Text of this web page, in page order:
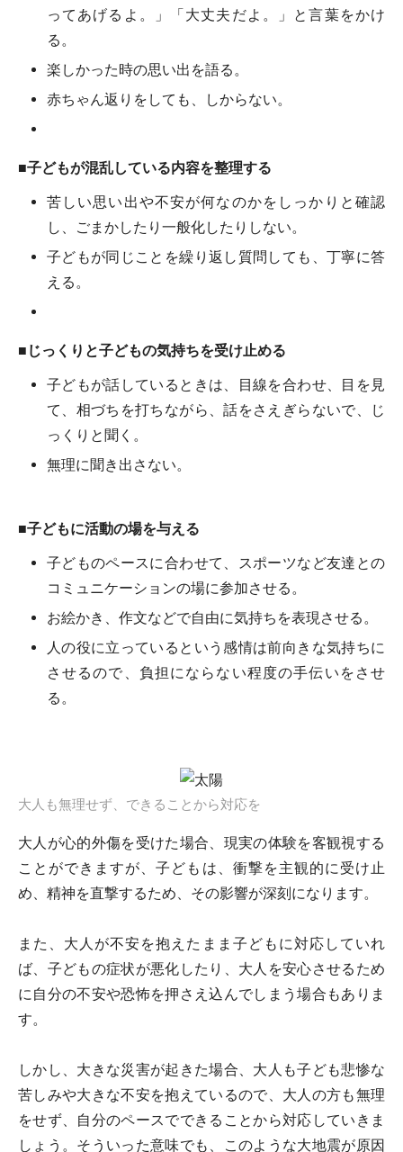
ってあげるよ。」「大丈夫だよ。」と言葉をかけ
る。
楽しかった時の思い出を語る。
赤ちゃん返りをしても、しからない。
■子どもが混乱している内容を整理する
苦しい思い出や不安が何なのかをしっかりと確認
し、ごまかしたり一般化したりしない。
子どもが同じことを繰り返し質問しても、丁寧に答
える。
■じっくりと子どもの気持ちを受け止める
子どもが話しているときは、目線を合わせ、目を見
て、相づちを打ちながら、話をさえぎらないで、じ
っくりと聞く。
無理に聞き出さない。
■子どもに活動の場を与える
子どものペースに合わせて、スポーツなど友達との
コミュニケーションの場に参加させる。
お絵かき、作文などで自由に気持ちを表現させる。
人の役に立っているという感情は前向きな気持ちに
させるので、負担にならない程度の手伝いをさせ
る。
大人も無理せず、できることから対応を
大人が心的外傷を受けた場合、現実の体験を客観視する
ことができますが、子どもは、衝撃を主観的に受け止
め、精神を直撃するため、その影響が深刻になります。
また、大人が不安を抱えたまま子どもに対応していれ
ば、子どもの症状が悪化したり、大人を安心させるため
に自分の不安や恐怖を押さえ込んでしまう場合もありま
す。
しかし、大きな災害が起きた場合、大人も子ども悲惨な
苦しみや大きな不安を抱えているので、大人の方も無理
をせず、自分のペースでできることから対応していきま
しょう。そういった意味でも、このような大地震が原因